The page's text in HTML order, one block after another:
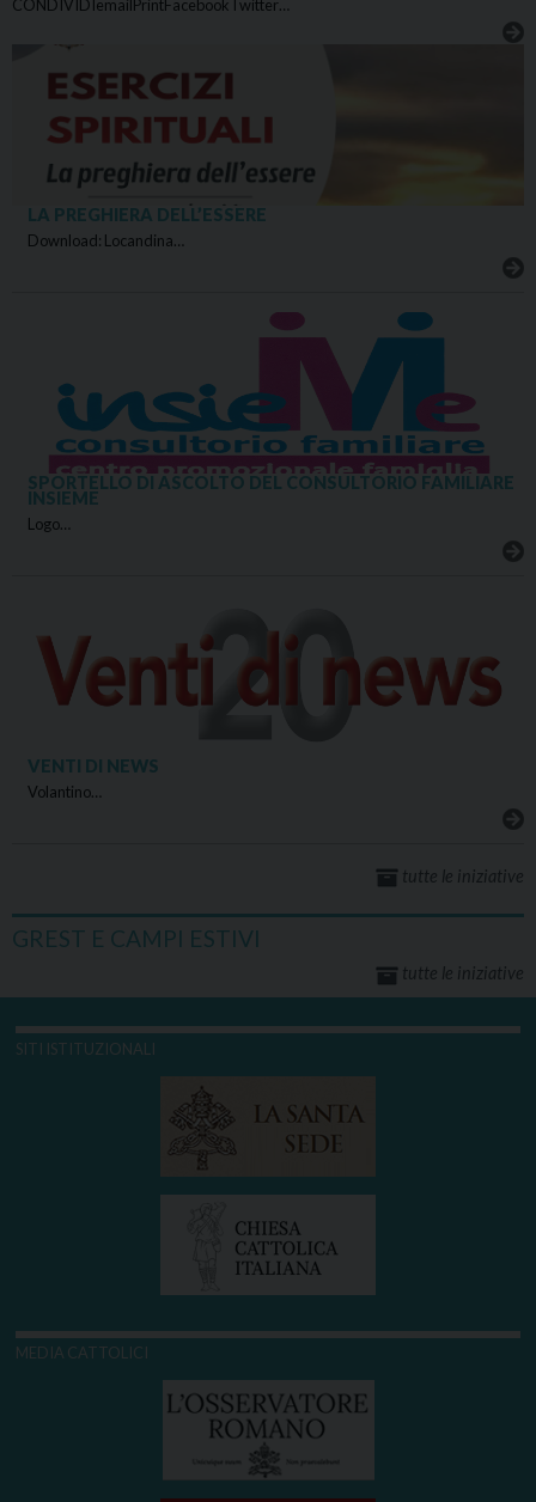
CONDIVIDIemailPrintFacebookTwitter…
LA PREGHIERA DELL’ESSERE
Download: Locandina…
SPORTELLO DI ASCOLTO DEL CONSULTORIO FAMILIARE
INSIEME
Logo…
VENTI DI NEWS
Volantino…
tutte le iniziative
GREST E CAMPI ESTIVI
tutte le iniziative
SITI ISTITUZIONALI
MEDIA CATTOLICI